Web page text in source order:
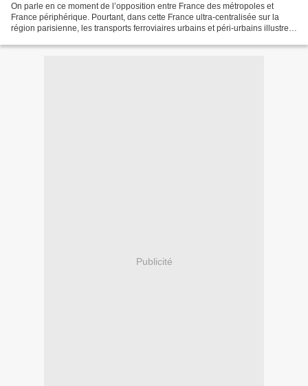
On parle en ce moment de l’opposition entre France des métropoles et
France périphérique. Pourtant, dans cette France ultra-centralisée sur la
région parisienne, les transports ferroviaires urbains et péri-urbains illustrent
Publicité